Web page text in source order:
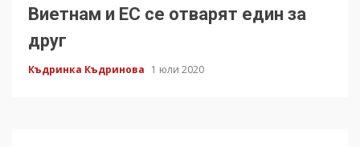
Виетнам и ЕС се отварят един за
друг
Къдринка Къдринова 1 юли 2020